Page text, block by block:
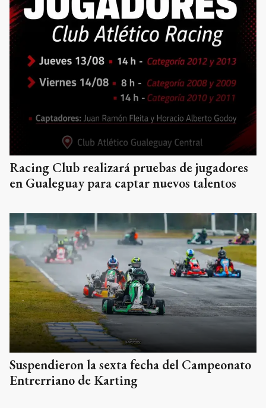
Racing Club realizará pruebas de jugadores
en Gualeguay para captar nuevos talentos
Suspendieron la sexta fecha del Campeonato
Entrerriano de Karting